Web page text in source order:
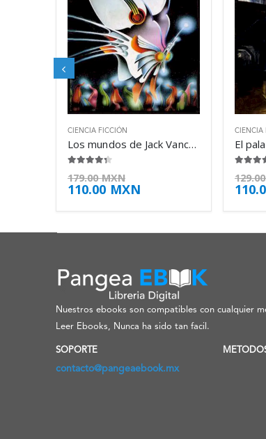
CIENCIA FICCIÓN
Los mundos de Jack Vance – Jack Vance
179.00MXN
110.00 MXN
CIENCIA
Nuestros ebooks son compatibles con cualquier
Leer Ebooks, Nunca ha sido tan facil.
SOPORTE
contacto@pangeaebook.mx